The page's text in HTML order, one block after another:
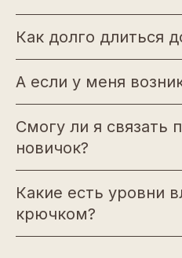
Как долго длиться
А если у меня
Смогу ли я связать
новичок?
Какие есть уровни
крючком?